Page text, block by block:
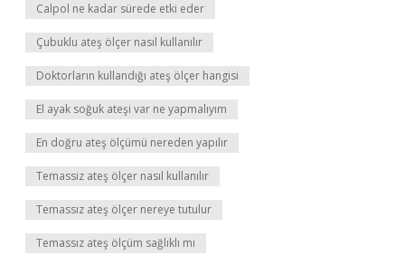
Calpol ne kadar sürede etki eder
Çubuklu ateş ölçer nasıl kullanılır
Doktorların kullandığı ateş ölçer hangisi
El ayak soğuk ateşi var ne yapmalıyım
En doğru ateş ölçümü nereden yapılır
Temassiz ateş ölçer nasıl kullanılır
Temassız ateş ölçer nereye tutulur
Temassız ateş ölçüm sağlıklı mı